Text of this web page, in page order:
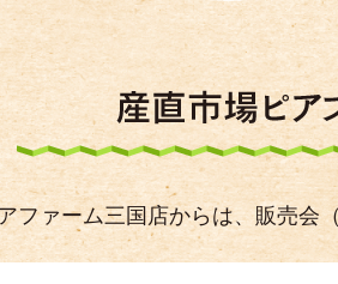
ファーム三国店からは、販売会